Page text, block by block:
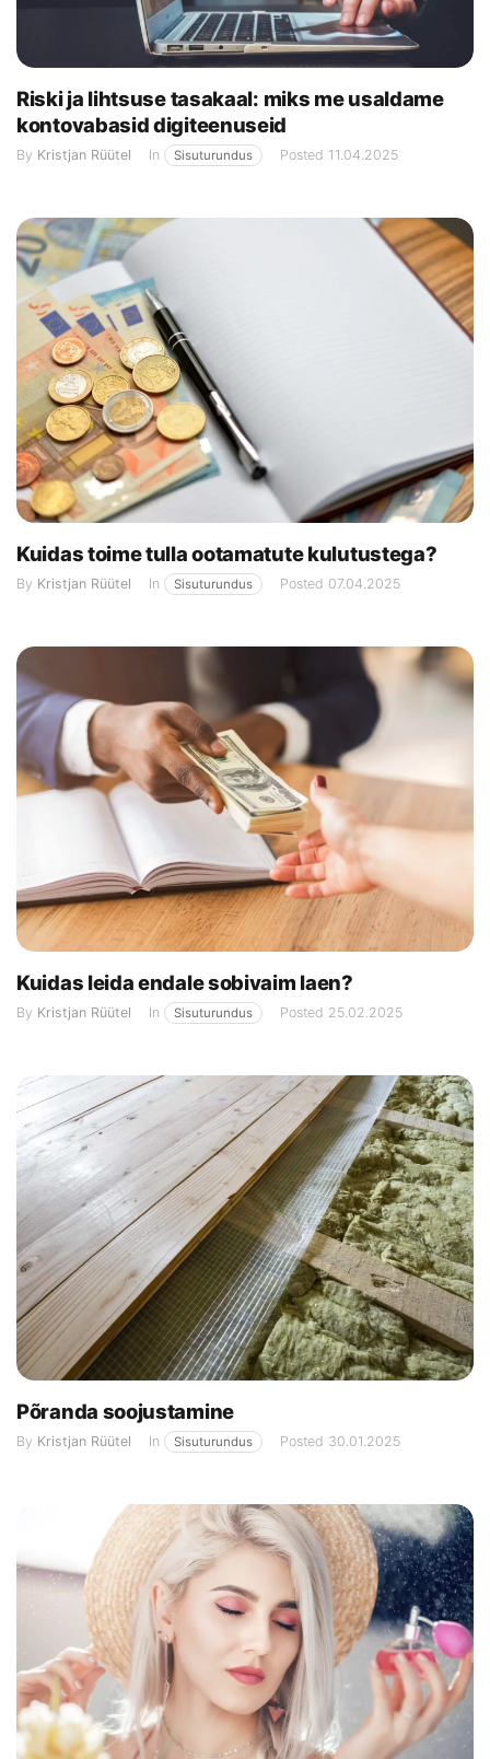
Riski ja lihtsuse tasakaal: miks me usaldame
kontovabasid digiteenuseid
By Kristjan Rüütel In Sisuturundus Posted 11.04.2025
Kuidas toime tulla ootamatute kulutustega?
By Kristjan Rüütel In Sisuturundus Posted 07.04.2025
Kuidas leida endale sobivaim laen?
By Kristjan Rüütel In Sisuturundus Posted 25.02.2025
Põranda soojustamine
By Kristjan Rüütel In Sisuturundus Posted 30.01.2025